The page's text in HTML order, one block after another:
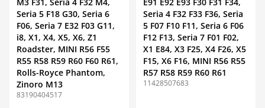
Seria 5 F18 G30, Seria 6
F06, Seria 7 E32 F03 G11,
i8, X1, X4, X5, X6, Z1
Roadster, MINI R56 F55
R55 R58 R59 R60 F60 R61,
Rolls-Royce Phantom,
Zinoro M13
83190404517
Seria 4 F32 F33 F36, Seria
5 F07 F10 F11, Seria 6 F06
F12 F13, Seria 7 F01 F02,
X1 E84, X3 F25, X4 F26, X5
F15, X6 F16, MINI R56 R55
R57 R58 R59 R60 R61
11428507683